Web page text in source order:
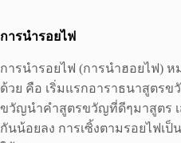
การนำรอยไฟ
การนำรอยไฟ (การนำฮอยไฟ)
ด้วย คือ เริ่มแรกอาราธนาสูตร
ขวัญนำคำสูตรขวัญที่ดีๆมาสูตร
กันน้อยลง การเซิ้งตามรอยไฟเ